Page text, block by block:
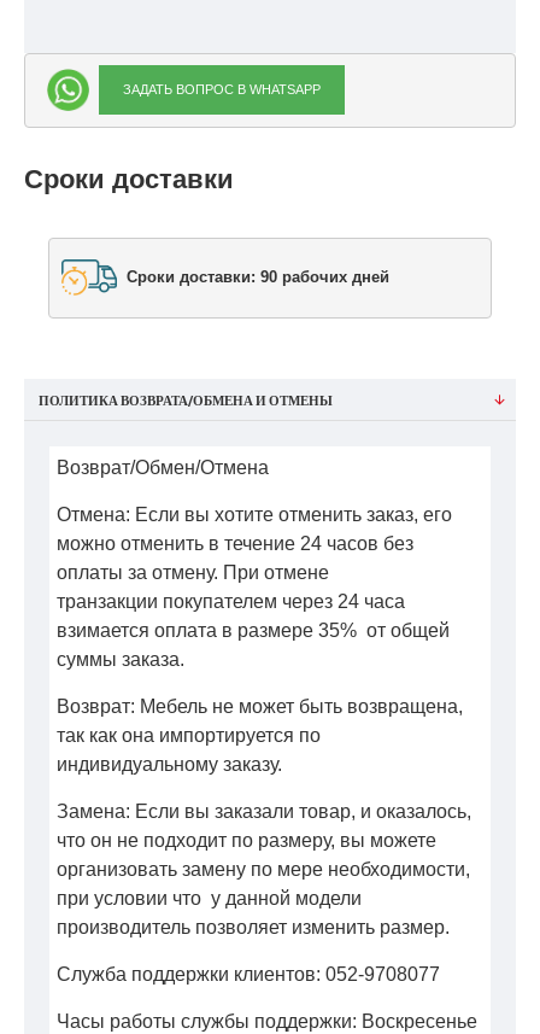
ЗАДАТЬ ВОПРОС В WHATSAPP
Сроки доставки
Сроки доставки: 90 рабочих дней
ПОЛИТИКА ВОЗВРАТА/ОБМЕНА И ОТМЕНЫ
Возврат/Обмен/Отмена
Отмена: Если вы хотите отменить заказ, его
можно отменить в течение 24 часов без
оплаты за отмену. При отмене
транзакции покупателем через 24 часа
взимается оплата в размере 35% от общей
суммы заказа.
Возврат: Мебель не может быть возвращена,
так как она импортируется по
индивидуальному заказу.
Замена: Если вы заказали товар, и оказалось,
что он не подходит по размеру, вы можете
организовать замену по мере необходимости,
при условии что у данной модели
производитель позволяет изменить размер.
Служба поддержки клиентов: 052-9708077
Часы работы службы поддержки: Воскресенье